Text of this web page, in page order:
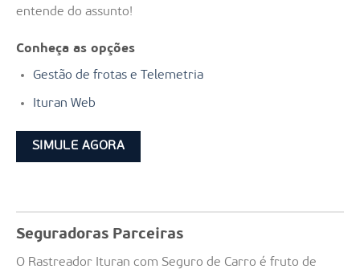
entende do assunto!
Conheça as opções
Gestão de frotas e Telemetria
Ituran Web
SIMULE AGORA
Seguradoras Parceiras
O Rastreador Ituran com Seguro de Carro é fruto de